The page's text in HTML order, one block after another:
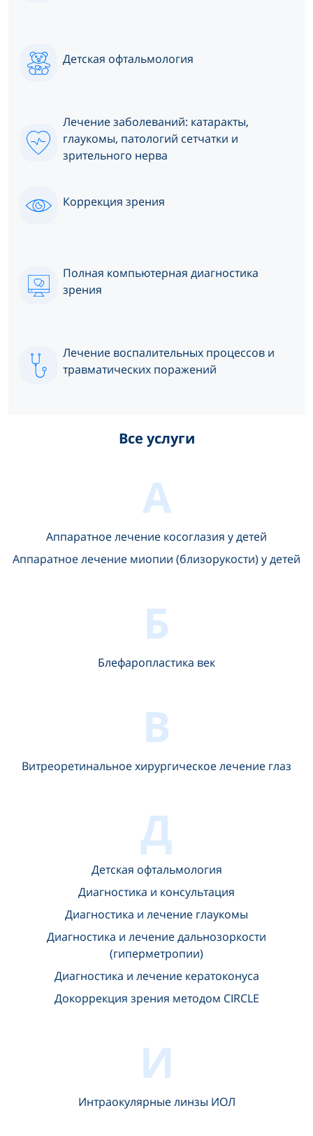
Детская офтальмология
Лечение заболеваний: катаракты,
глаукомы, патологий сетчатки и
зрительного нерва
Коррекция зрения
Полная компьютерная диагностика
зрения
Лечение воспалительных процессов и
травматических поражений
Все услуги
А
Аппаратное лечение косоглазия у детей
Аппаратное лечение миопии (близорукости) у детей
Б
Блефаропластика век
В
Витреоретинальное хирургическое лечение глаз
Д
Детская офтальмология
Диагностика и консультация
Диагностика и лечение глаукомы
Диагностика и лечение дальнозоркости
(гиперметропии)
Диагностика и лечение кератоконуса
Докоррекция зрения методом CIRCLE
И
Интраокулярные линзы ИОЛ